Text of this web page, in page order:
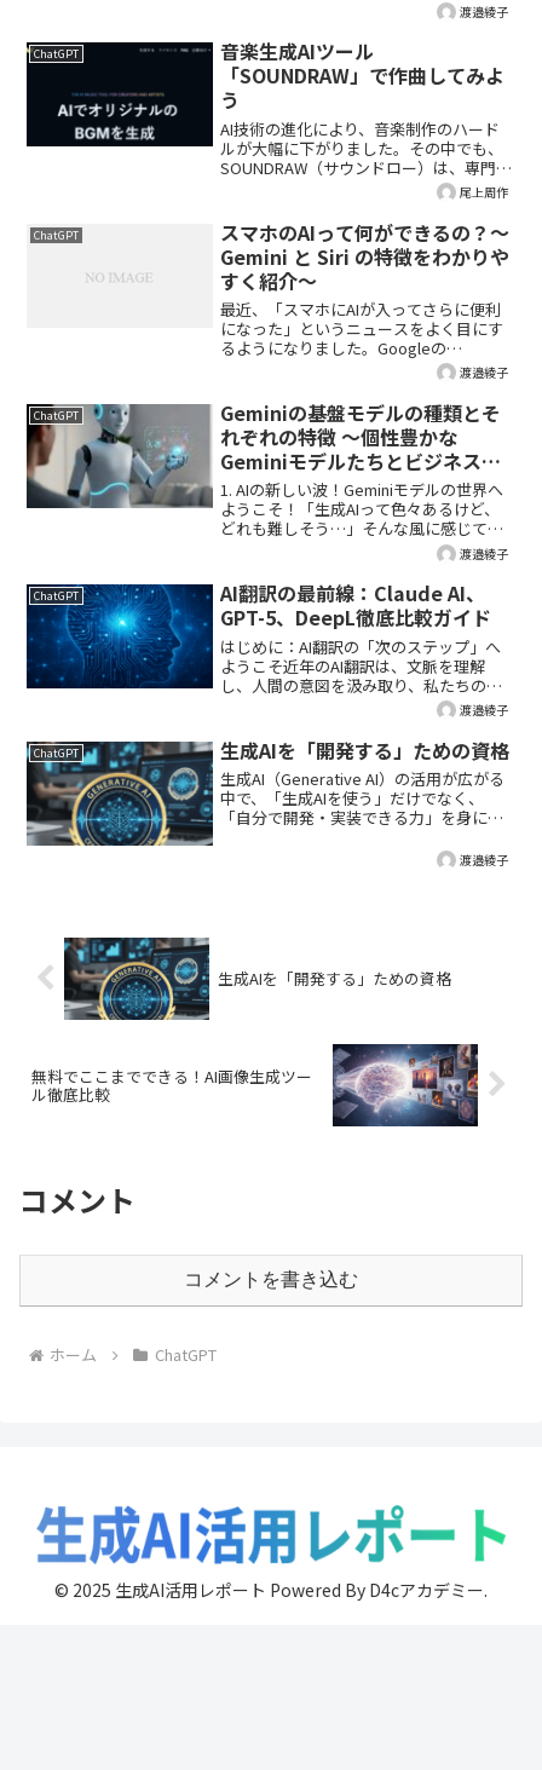
「DeepResearch（ディープリサー
チ）」という機能です。名前のとおり
「深い調査」を支援してく...
渡邉綾子
ChatGPT
音楽生成AIツール
「SOUNDRAW」で作曲してみよ
う
AI技術の進化により、音楽制作のハード
ルが大幅に下がりました。その中でも、
SOUNDRAW（サウンドロー）は、専門的
な知識がなくても簡単にオリジナル楽曲
を作成できるAI作曲ツールとして注目を
集めています。本記事では、SOUNDRAW
の効果的...
尾上周作
ChatGPT
スマホのAIって何ができるの？～
Gemini と Siri の特徴をわかりや
すく紹介～
最近、「スマホにAIが入ってさらに便利
になった」というニュースをよく目にす
るようになりました。Googleの
Gemini（ジェミニ） や、Appleの
Siri（シリ） といった名前を聞く機会も増
えています。とはいえ、「どんなことが
できる...
渡邉綾子
ChatGPT
Geminiの基盤モデルの種類とそ
れぞれの特徴 ～個性豊かな
Geminiモデルたちとビジネスを
面白く！～
1. AIの新しい波！Geminiモデルの世界へ
ようこそ！「生成AIって色々あるけど、
どれも難しそう…」そんな風に感じてい
ませんか？確かに、世の中にはたくさん
の使いやすいAIが登場しています。で
も、この記事では、その中でも特に
Googleが...
渡邉綾子
ChatGPT
AI翻訳の最前線：Claude AI、
GPT-5、DeepL徹底比較ガイド
はじめに：AI翻訳の「次のステップ」へ
ようこそ近年のAI翻訳は、文脈を理解
し、人間の意図を汲み取り、私たちの仕
事や学習を根本から変えるパートナーと
しての役割を果たし始めています。とは
いえ、多種多様なサービスが日々進化す
る中で、自分の目的に最...
渡邉綾子
ChatGPT 生成AIを「開発する」ための資格
生成AI（Generative AI）の活用が広がる
中で、「生成AIを使う」だけでなく、
「自分で開発・実装できる力」を身につ
特に、AIプロジェクトに関わる企業のエ
ンジニアや、AI技術をキャリアアップに
渡邉綾子
生成AIを「開発する」ための資格
無料でここまでできる！AI画像生成ツー
ル徹底比較
コメント
コメントを書き込む
ホーム ChatGPT
© 2025 生成AI活用レポート Powered By D4cアカデミー.